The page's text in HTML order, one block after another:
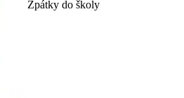
Zpátky do školy